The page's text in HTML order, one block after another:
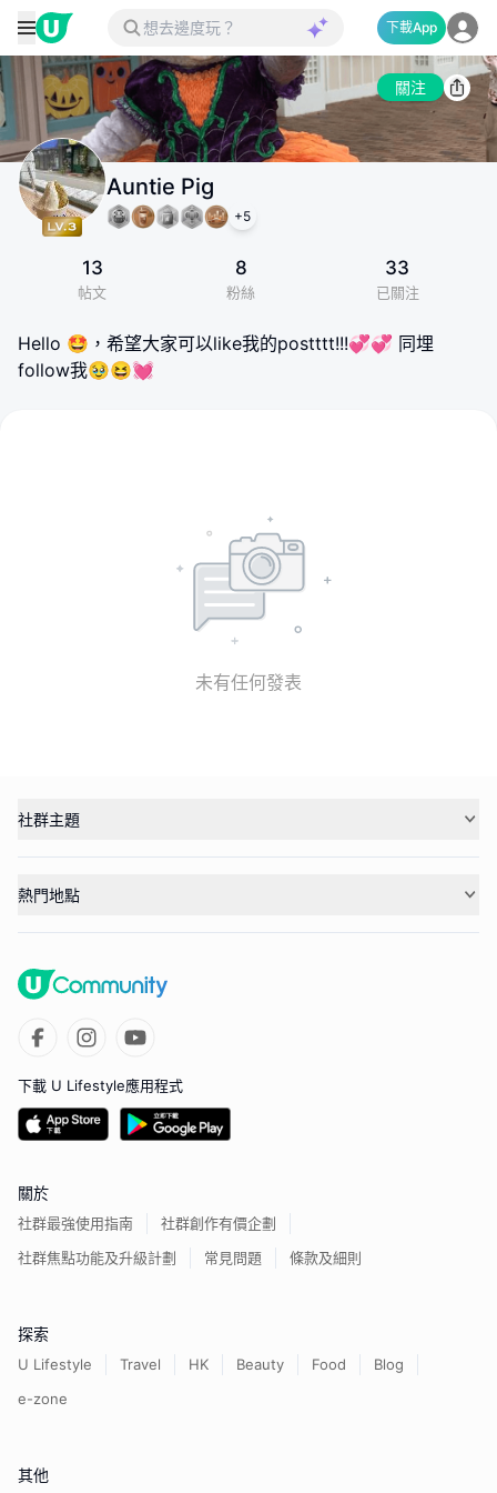
下載App
關注
Auntie Pig
+5
13
帖文
8
粉絲
33
已關注
Hello 🤩，希望大家可以like我的postttt!!!💞💞 同埋
follow我🥹😆💓
未有任何發表
社群主題
熱門地點
下載 U Lifestyle應用程式
關於
社群最強使用指南
社群創作有價企劃
社群焦點功能及升級計劃
常見問題 條款及細則
探索
U Lifestyle Travel HK Beauty Food
Blog
e-zone
其他